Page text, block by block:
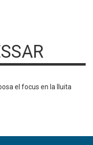
el focus en la lluita